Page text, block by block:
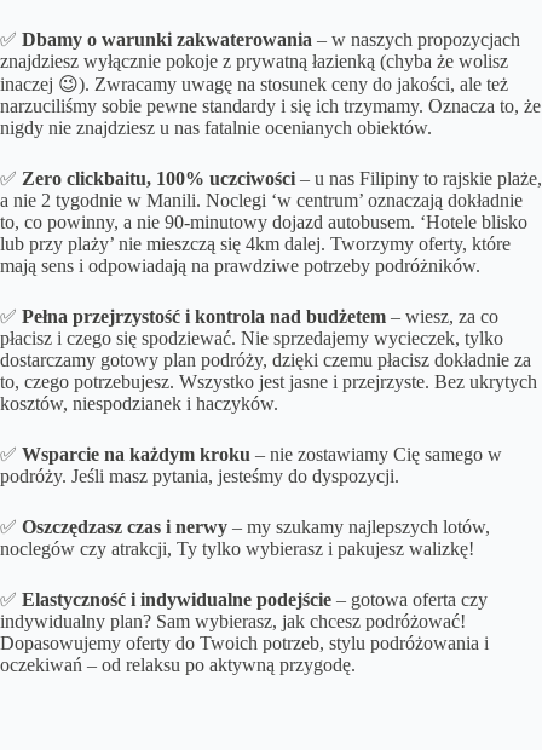
✅ Dbamy o warunki zakwaterowania – w naszych propozycjach
znajdziesz wyłącznie pokoje z prywatną łazienką (chyba że wolisz
inaczej 😉). Zwracamy uwagę na stosunek ceny do jakości, ale też
narzuciliśmy sobie pewne standardy i się ich trzymamy. Oznacza to, że
nigdy nie znajdziesz u nas fatalnie ocenianych obiektów.
✅ Zero clickbaitu, 100% uczciwości – u nas Filipiny to rajskie plaże,
a nie 2 tygodnie w Manili. Noclegi ‘w centrum’ oznaczają dokładnie
to, co powinny, a nie 90-minutowy dojazd autobusem. ‘Hotele blisko
lub przy plaży’ nie mieszczą się 4km dalej. Tworzymy oferty, które
mają sens i odpowiadają na prawdziwe potrzeby podróżników.
✅ Pełna przejrzystość i kontrola nad budżetem – wiesz, za co
płacisz i czego się spodziewać. Nie sprzedajemy wycieczek, tylko
dostarczamy gotowy plan podróży, dzięki czemu płacisz dokładnie za
to, czego potrzebujesz. Wszystko jest jasne i przejrzyste. Bez ukrytych
kosztów, niespodzianek i haczyków.
✅ Wsparcie na każdym kroku – nie zostawiamy Cię samego w
podróży. Jeśli masz pytania, jesteśmy do dyspozycji.
✅ Oszczędzasz czas i nerwy – my szukamy najlepszych lotów,
noclegów czy atrakcji, Ty tylko wybierasz i pakujesz walizkę!
✅ Elastyczność i indywidualne podejście – gotowa oferta czy
indywidualny plan? Sam wybierasz, jak chcesz podróżować!
Dopasowujemy oferty do Twoich potrzeb, stylu podróżowania i
oczekiwań – od relaksu po aktywną przygodę.